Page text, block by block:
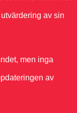
av sin
men inga
av